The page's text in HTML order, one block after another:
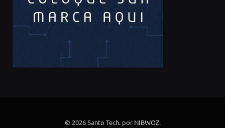
© 2026 Santo Tech. por NIBWOZ.